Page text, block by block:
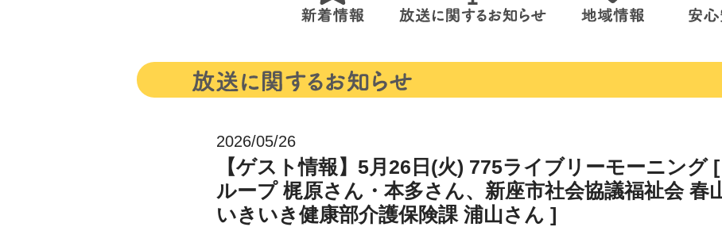
2026/05/26
【ゲスト情報】5月26日(火) 775ライブリーモーニング
ループ 梶原さん・本多さん、新座市社会協議福祉会 春
いきいき健康部介護保険課 浦山さん ]